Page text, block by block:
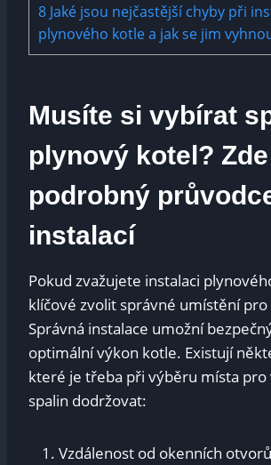
8 Jaké jsou nejčastější chyby při
plynového kotle a jak se jim
Musíte si vybírat
plynový kotel?
podrobný
instalací
Pokud zvažujete instalaci
klíčové zvolit správné umístění
Správná instalace umožní
optimální výkon kotle. Existují
které je třeba při výběru místa pro
spalin dodržovat:
Vzdálenost od okenních